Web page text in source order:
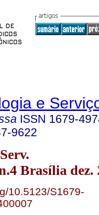
e
ISSN 1679-
9622
Brasília dez.
10.5123/S1679-